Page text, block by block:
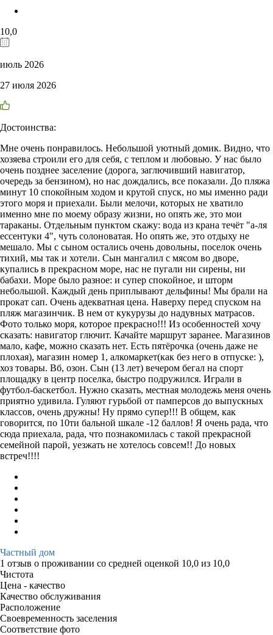
10,0
июль 2026
27 июля 2026
Достоинства:
Мне очень понравилось. Небольшой уютный домик. Видно, что
хозяева строили его для себя, с теплом и любовью. У нас было
очень позднее заселение (дорога, заглючивший навигатор,
очередь за бензином), но нас дождались, все показали. До пляжа
минут 10 спокойным ходом и крутой спуск, но мы именно ради
этого моря и приехали. Были мелочи, которых не хватило
именно мне по моему образу жизни, но опять же, это мои
тараканы. Отдельным пунктом скажу: вода из крана течёт "а-ля
ессентуки 4", чуть солоноватая. Но опять же, это отдыху не
мешало. Мы с сыном остались очень довольны, поселок очень
тихий, мы так и хотели. Сын мангалил с мясом во дворе,
купались в прекрасном море, нас не пугали ни сирены, ни
бабахи. Море было разное: и супер спокойное, и шторм
небольшой. Каждый день приплывают дельфины! Мы брали на
прокат сап. Очень адекватная цена. Наверху перед спуском на
пляж магазинчик. В нем от кукурузы до надувных матрасов.
Фото только моря, которое прекрасно!!! Из особенностей хочу
сказать: навигатор глючит. Качайте маршрут заранее. Магазинов
мало, кафе, можно сказать нет. Есть пятёрочка (очень даже не
плохая), магазин номер 1, алкомаркет(как без него в отпуске: ),
хоз товары. Вб, озон. Сын (13 лет) вечером бегал на спорт
площадку в центр поселка, быстро подружился. Играли в
футбол-баскетбол. Нужно сказать, местная молодежь меня очень
приятно удивила. Гуляют гурьбой от памперсов до выпускных
классов, очень дружны! Ну прямо супер!!! В общем, как
говорится, по 10ти бальной шкале -12 баллов! Я очень рада, что
сюда приехала, рада, что познакомилась с такой прекрасной
семейной парой, уезжать не хотелось совсем!! До новых
встреч!!!!
Частный дом
1 отзыв о проживании со средней оценкой 10,0 из 10,0
Чистота
Цена - качество
Качество обслуживания
Расположение
Своевременность заселения
Соответствие фото